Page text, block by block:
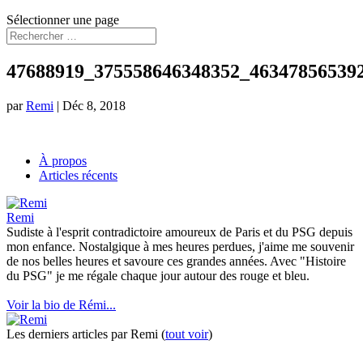
Sélectionner une page
parRemi | Déc 8, 2018
À propos
Articles récents
Remi
Sudiste à l'esprit contradictoire amoureux de Paris et du PSG depuis
mon enfance. Nostalgique à mes heures perdues, j'aime me souvenir
de nos belles heures et savoure ces grandes années. Avec "Histoire
du PSG" je me régale chaque jour autour des rouge et bleu.
Voir la bio de Rémi...
Les derniers articles par Remi (tout voir)